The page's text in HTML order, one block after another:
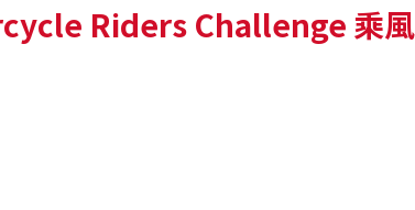
Riders Challenge 乘風